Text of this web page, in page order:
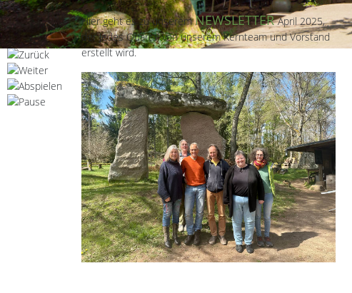
Hier geht es zu unseremNEWSLETTER April 2025,
der jedes Quartal von unserem Kernteam und Vorstand
erstellt wird.